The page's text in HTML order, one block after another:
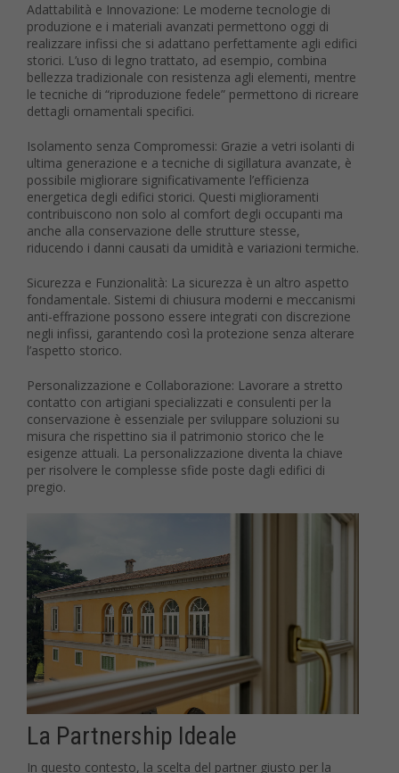
Adattabilità e Innovazione: Le moderne tecnologie di
produzione e i materiali avanzati permettono oggi di
realizzare infissi che si adattano perfettamente agli edifici
storici. L’uso di legno trattato, ad esempio, combina
bellezza tradizionale con resistenza agli elementi, mentre
le tecniche di “riproduzione fedele” permettono di ricreare
dettagli ornamentali specifici.
Isolamento senza Compromessi: Grazie a vetri isolanti di
ultima generazione e a tecniche di sigillatura avanzate, è
possibile migliorare significativamente l’efficienza
energetica degli edifici storici. Questi miglioramenti
contribuiscono non solo al comfort degli occupanti ma
anche alla conservazione delle strutture stesse,
riducendo i danni causati da umidità e variazioni termiche.
Sicurezza e Funzionalità: La sicurezza è un altro aspetto
fondamentale. Sistemi di chiusura moderni e meccanismi
anti-effrazione possono essere integrati con discrezione
negli infissi, garantendo così la protezione senza alterare
l’aspetto storico.
Personalizzazione e Collaborazione: Lavorare a stretto
contatto con artigiani specializzati e consulenti per la
conservazione è essenziale per sviluppare soluzioni su
misura che rispettino sia il patrimonio storico che le
esigenze attuali. La personalizzazione diventa la chiave
per risolvere le complesse sfide poste dagli edifici di
pregio.
La Partnership Ideale
In questo contesto, la scelta del partner giusto per la